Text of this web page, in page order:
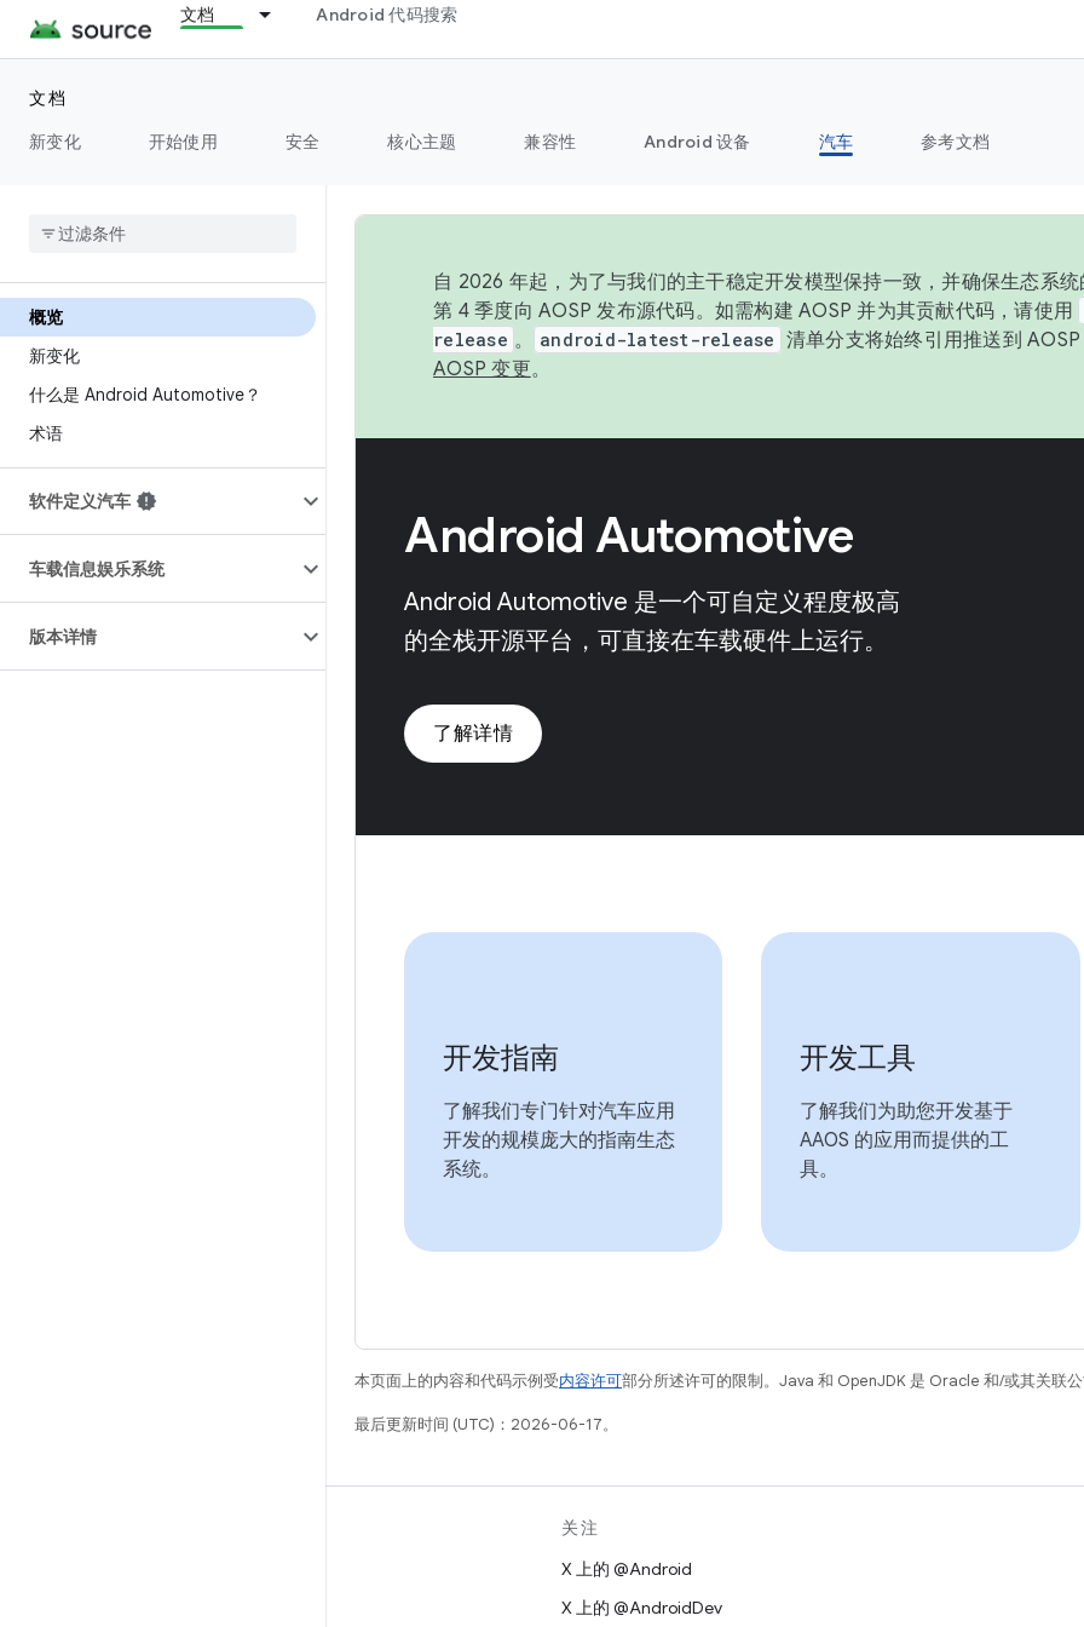
文档 Android 代码搜索
文档
新变化
开始使用 安全 核心主题 兼容性 Android 设备 汽车 参考文档
概览
新变化
什么是 Android Automotive？
术语
软件定义汽车
车载信息娱乐系统
版本详情
自 2026 年起，为了与我们的主干稳定开发模型保持一致，并确保生态系
第 4 季度向 AOSP 发布源代码。如需构建 AOSP 并为其贡献代码，请使用
release 。 android-latest-release 清单分支将始终引用推送到
AOSP 变更。
Android Automotive
Android Automotive 是一个可自定义程度极高
的全栈开源平台，可直接在车载硬件上运行。
了解详情
开发指南
了解我们专门针对汽车应用
开发的规模庞大的指南生态
系统。
开发工具
了解我们为助您开发基于
AAOS 的应用而提供的工
具。
本页面上的内容和代码示例受内容许可部分所述许可的限制。Java 和 OpenJDK 是 Oracle 和/或其关联
最后更新时间 (UTC)：2026-06-17。
关注
X 上的 @Android
X 上的 @AndroidDev